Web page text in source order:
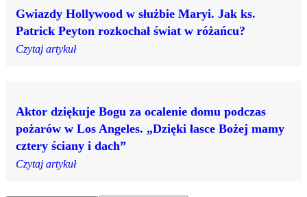
Gwiazdy Hollywood w służbie Maryi. Jak ks.
Patrick Peyton rozkochał świat w różańcu?
Czytaj artykuł
Aktor dziękuje Bogu za ocalenie domu podczas
pożarów w Los Angeles. „Dzięki łasce Bożej mamy
cztery ściany i dach”
Czytaj artykuł